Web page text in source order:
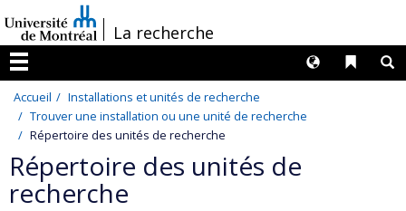
au
contenu
/La recherche
Menu
Liens
Langues
Accueil
Installations et unités de recherche
Trouver une installation ou une unité de recherche
Répertoire des unités de recherche
Répertoire des unités de
recherche